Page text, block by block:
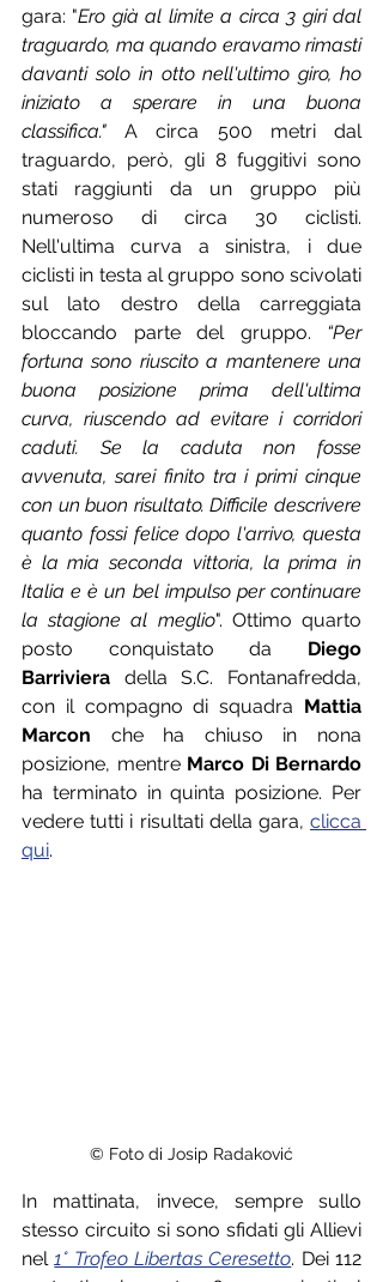
gara: "Ero già al limite a circa 3 giri dal
traguardo, ma quando eravamo rimasti
davanti solo in otto nell'ultimo giro, ho
iniziato a sperare in una buona
classifica." A circa 500 metri dal
traguardo, però, gli 8 fuggitivi sono
stati raggiunti da un gruppo più
numeroso di circa 30 ciclisti.
Nell'ultima curva a sinistra, i due
ciclisti in testa al gruppo sono scivolati
sul lato destro della carreggiata
bloccando parte del gruppo. “Per
fortuna sono riuscito a mantenere una
buona posizione prima dell'ultima
curva, riuscendo ad evitare i corridori
caduti. Se la caduta non fosse
avvenuta, sarei finito tra i primi cinque
con un buon risultato. Difficile descrivere
quanto fossi felice dopo l'arrivo, questa
è la mia seconda vittoria, la prima in
Italia e è un bel impulso per continuare
la stagione al meglio". Ottimo quarto
posto conquistato da Diego
Barriviera della S.C. Fontanafredda,
con il compagno di squadra Mattia
Marcon che ha chiuso in nona
posizione, mentre Marco Di Bernardo
ha terminato in quinta posizione. Per
vedere tutti i risultati della gara, clicca
qui.
© Foto di Josip Radaković
In mattinata, invece, sempre sullo
stesso circuito si sono sfidati gli Allievi
nel 1° Trofeo Libertas Ceresetto. Dei 112